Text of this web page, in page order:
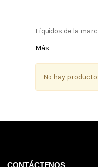
Líquidos de la
Más
No hay
CONTÁCTENOS